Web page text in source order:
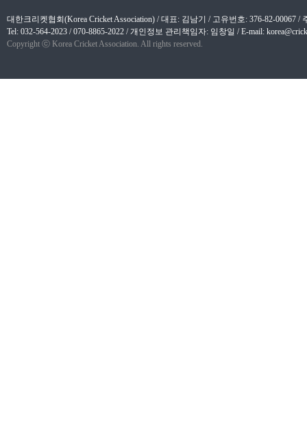
대한크리켓협회(Korea Cricket Association) / 대표: 김남기 / 고유번호: 376-82-00067
Tel: 032-564-2023 / 070-8865-2022 / 개인정보 관리책임자: 임창일 / E-mail:
Copyright ⓒ Korea Cricket Association. All rights reserved.